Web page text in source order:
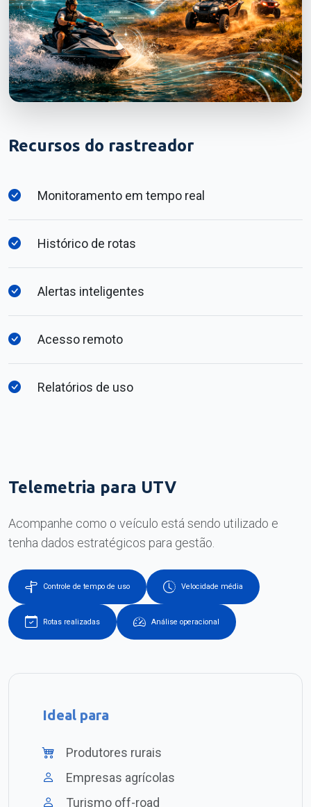
Recursos do rastreador
Monitoramento em tempo real
Histórico de rotas
Alertas inteligentes
Acesso remoto
Relatórios de uso
Telemetria para UTV
Acompanhe como o veículo está sendo utilizado e
tenha dados estratégicos para gestão.
Controle de tempo de uso Velocidade média
Rotas realizadas Análise operacional
Ideal para
Produtores rurais
Empresas agrícolas
Turismo off-road